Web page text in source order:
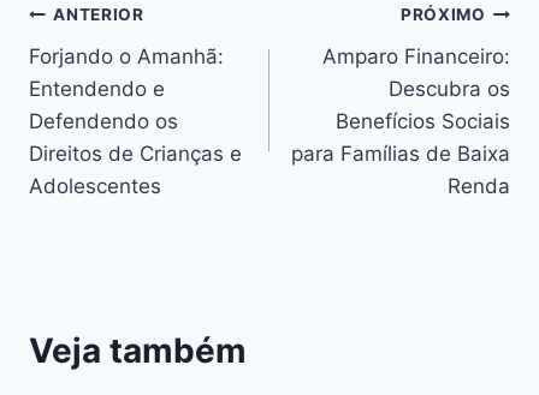
Navegação
de
Post
ANTERIOR
Forjando o Amanhã:
Entendendo e
Defendendo os
Direitos de Crianças e
Adolescentes
PRÓXIMO
Amparo Financeiro:
Descubra os
Benefícios Sociais
para Famílias de Baixa
Renda
Veja também